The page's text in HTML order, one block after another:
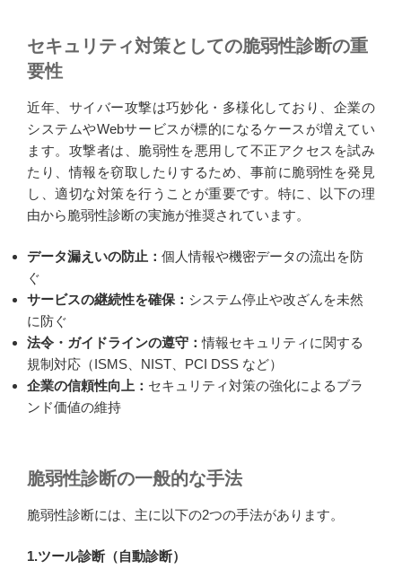
セキュリティ対策としての脆弱性診断の重
要性
近年、サイバー攻撃は巧妙化・多様化しており、企業の
システムやWebサービスが標的になるケースが増えてい
ます。攻撃者は、脆弱性を悪用して不正アクセスを試み
たり、情報を窃取したりするため、事前に脆弱性を発見
し、適切な対策を行うことが重要です。特に、以下の理
由から脆弱性診断の実施が推奨されています。
データ漏えいの防止： 個人情報や機密データの流出を防
ぐ
サービスの継続性を確保： システム停止や改ざんを未然
に防ぐ
法令・ガイドラインの遵守：情報セキュリティに関する
規制対応（ISMS、NIST、PCI DSS など）
企業の信頼性向上： セキュリティ対策の強化によるブラ
ンド価値の維持
脆弱性診断の一般的な手法
脆弱性診断には、主に以下の2つの手法があります。
1.ツール診断（自動診断）